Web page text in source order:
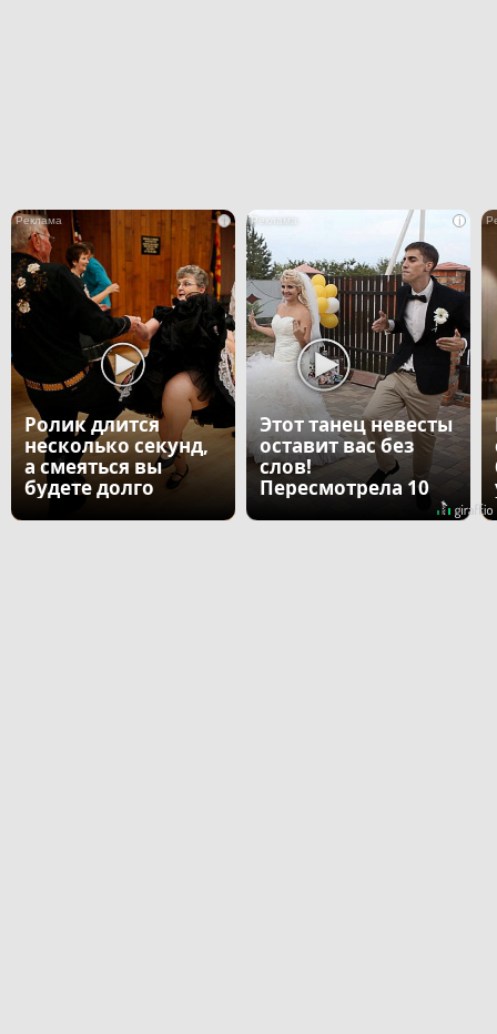
i
Ролик длится
несколько секунд,
а смеяться вы
будете долго
i
Этот танец невесты
оставит вас без
слов!
Пересмотрела 10